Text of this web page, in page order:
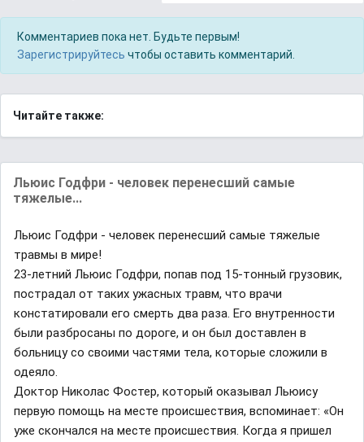
Комментариев пока нет. Будьте первым!
Зарегистрируйтесь чтобы оставить комментарий.
Читайте также:
Льюис Годфри - человек перенесший самые
тяжелые...
Льюис Годфри - человек перенесший самые тяжелые
травмы в мире!
23-летний Льюис Годфри, попав под 15-тонный грузовик,
пострадал от таких ужасных травм, что врачи
констатировали его смерть два раза. Его внутренности
были разбросаны по дороге, и он был доставлен в
больницу со своими частями тела, которые сложили в
одеяло.
Доктор Николас Фостер, который оказывал Льюису
первую помощь на месте происшествия, вспоминает: «Он
уже скончался на месте происшествия. Когда я пришел